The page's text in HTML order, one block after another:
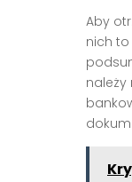
Aby
nich to
należy